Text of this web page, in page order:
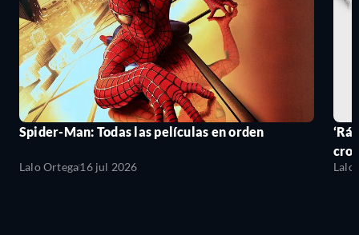
Spider-Man: Todas las películas en orden
Lalo Ortega16 jul 2026 Lalo